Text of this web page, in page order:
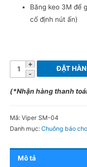
Băng keo 3M để
cố định nút ấn)
Chuông
báo
cho
già
báo
ĐẶT
(*Nhận hàng thanh
Mã: Viper SM-04
Danh mục: Chuông báo
Mô tả